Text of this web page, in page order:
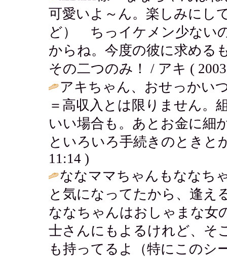
可愛いよ～ん。楽しみにし
ど） ちっイケメン少ない
からね。今度の彼に求める
その二つのみ！ / アキ (
アキちゃん、おせっかい
＝高収入とは限りません。
いい場合も。あとお金に細
といろいろ手続きのときと
11:14 )
ななママちゃんもななち
と気になってたから、逢え
ななちゃんはおしゃまな女
士さんにもよるけれど、そ
も持ってるよ（特にこのシ